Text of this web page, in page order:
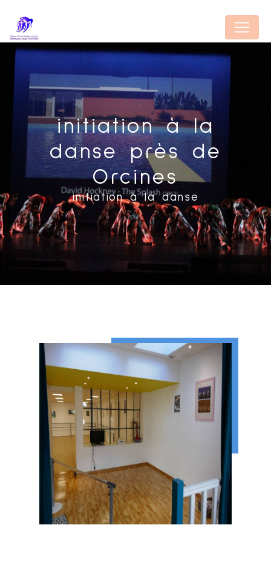
initiation à la
danse près de
Orcines
initiation à la danse